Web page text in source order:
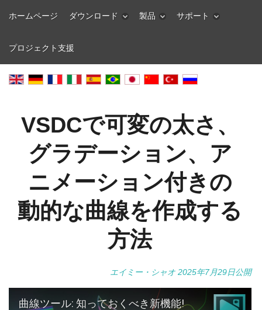
ホームページ ダウンロード 製品 サポート
プロジェクト支援
VSDCで可変の太さ、
グラデーション、ア
ニメーション付きの
動的な曲線を作成する
方法
エイミー・シャオ 2025年7月29日公開
曲線ツール: 知っておくべき新機能!